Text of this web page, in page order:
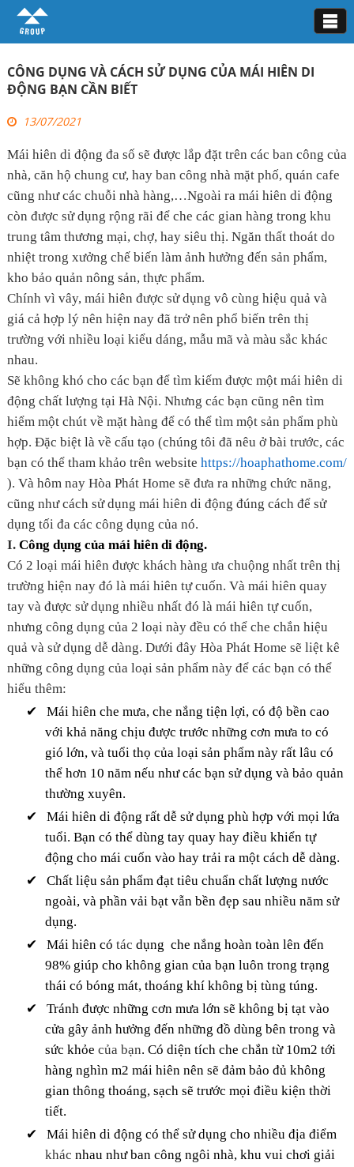
CÔNG DỤNG VÀ CÁCH SỬ DỤNG CỦA MÁI HIÊN DI
ĐỘNG BẠN CẦN BIẾT
13/07/2021
Mái hiên di động đa số sẽ được lắp đặt trên các ban công của
nhà, căn hộ chung cư, hay ban công nhà mặt phố, quán cafe
cũng như các chuỗi nhà hàng,…Ngoài ra mái hiên di động
còn được sử dụng rộng rãi để che các gian hàng trong khu
trung tâm thương mại, chợ, hay siêu thị. Ngăn thất thoát do
nhiệt trong xưởng chế biến làm ảnh hưởng đến sản phẩm,
kho bảo quản nông sản, thực phẩm.
Chính vì vây, mái hiên được sử dụng vô cùng hiệu quả và
giá cả hợp lý nên hiện nay đã trở nên phổ biến trên thị
trường với nhiều loại kiểu dáng, mẫu mã và màu sắc khác
nhau.
Sẽ không khó cho các bạn để tìm kiếm được một mái hiên di
động chất lượng tại Hà Nội. Nhưng các bạn cũng nên tìm
hiểm một chút về mặt hàng để có thể tìm một sản phẩm phù
hợp. Đặc biệt là về cấu tạo (chúng tôi đã nêu ở bài trước, các
bạn có thể tham khảo trên website https://hoaphathome.com/
). Và hôm nay Hòa Phát Home sẽ đưa ra những chức năng,
cũng như cách sử dụng mái hiên di động đúng cách để sử
dụng tối đa các công dụng của nó.
I. Công dụng của mái hiên di động.
Có 2 loại mái hiên được khách hàng ưa chuộng nhất trên thị
trường hiện nay đó là mái hiên tự cuốn. Và mái hiên quay
tay và được sử dụng nhiều nhất đó là mái hiên tự cuốn,
nhưng công dụng của 2 loại này đều có thể che chắn hiệu
quả và sử dụng dễ dàng. Dưới đây Hòa Phát Home sẽ liệt kê
những công dụng của loại sản phẩm này để các bạn có thể
hiểu thêm:
✔
Mái hiên che mưa, che nắng tiện lợi, có độ bền cao
với khả năng chịu được trước những cơn mưa to có
gió lớn, và tuổi thọ của loại sản phẩm này rất lâu có
thể hơn 10 năm nếu như các bạn sử dụng và bảo quản
thường xuyên.
✔
Mái hiên di động rất dễ sử dụng phù hợp với mọi lứa
tuổi. Bạn có thể dùng tay quay hay điều khiển tự
động cho mái cuốn vào hay trải ra một cách dễ dàng.
✔
Chất liệu sản phẩm đạt tiêu chuẩn chất lượng nước
ngoài, và phần vải bạt vẫn bền đẹp sau nhiều năm sử
dụng.
✔ Mái hiên có tác dụng che nắng hoàn toàn lên đến
98% giúp cho không gian của bạn luôn trong trạng
thái có bóng mát, thoáng khí không bị tùng túng.
✔
Tránh được những cơn mưa lớn sẽ không bị tạt vào
cửa gây ảnh hưởng đến những đồ dùng bên trong và
sức khỏe của bạn. Có diện tích che chắn từ 10m2 tới
hàng nghìn m2 mái hiên nên sẽ đảm bảo đủ không
gian thông thoáng, sạch sẽ trước mọi điều kiện thời
tiết.
✔
Mái hiên di động có thể sử dụng cho nhiều địa điểm
khác nhau như ban công ngôi nhà, khu vui chơi giải